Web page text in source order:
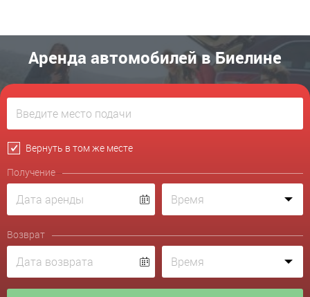
Аренда автомобилей в Биелине
Вернуть в том же месте
Получение
Возврат